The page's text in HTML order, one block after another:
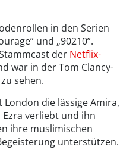
in den Serien
und „90210”.
der Netflix-
war in der Tom Clancy-
sehen.
die lässige Amira,
verliebt und ihn
ihre muslimischen
unterstützen.